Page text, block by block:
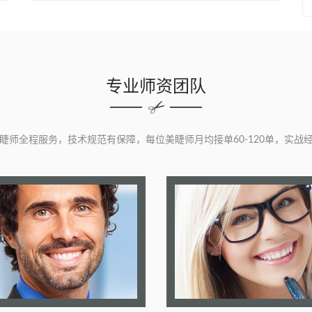
专业师资团队
师全程服务，技术规范有保障，每位美睫师月均接单60-120单，实战